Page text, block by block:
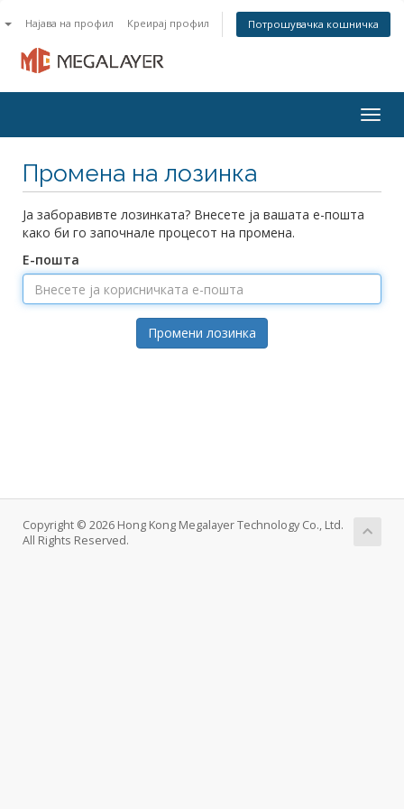
Најава на профил Креирај профил Потрошувачка кошничка
Промена на лозинка
Ја заборавивте лозинката? Внесете ја вашата е-пошта
како би го започнале процесот на промена.
Е-пошта
Промени лозинка
Copyright © 2026 Hong Kong Megalayer Technology Co., Ltd.
All Rights Reserved.